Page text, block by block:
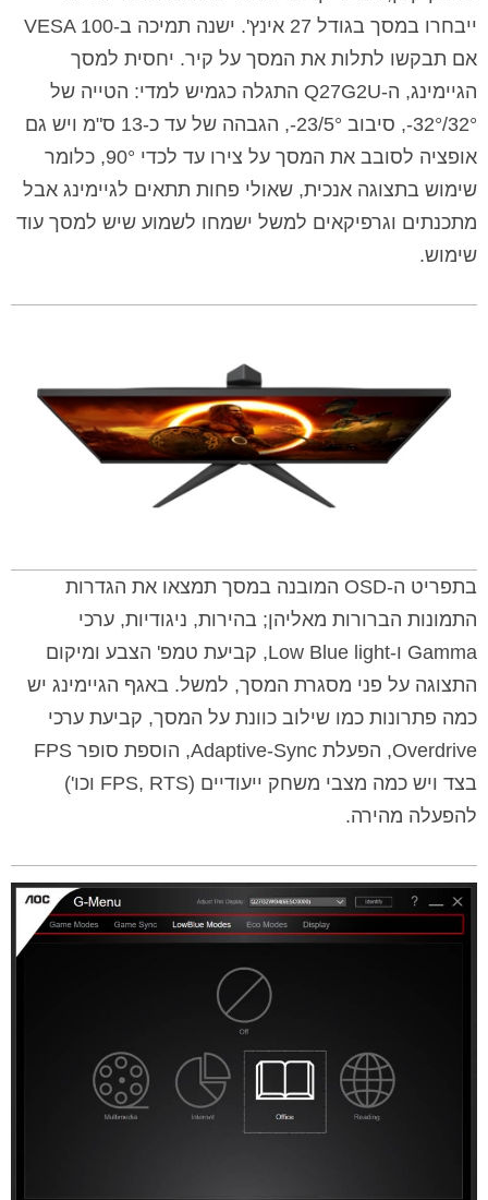
ייבחרו במסך בגודל 27 אינץ'. ישנה תמיכה ב-VESA 100
אם תבקשו לתלות את המסך על קיר. יחסית למסך
הגיימינג, ה-Q27G2U התגלה כגמיש למדי: הטייה של
32°/32°-, סיבוב 23/5°-, הגבהה של עד כ-13 ס"מ ויש גם
אופציה לסובב את המסך על צירו עד לכדי 90°, כלומר
שימוש בתצוגה אנכית, שאולי פחות תתאים לגיימינג אבל
מתכנתים וגרפיקאים למשל ישמחו לשמוע שיש למסך עוד
שימוש.
בתפריט ה-OSD המובנה במסך תמצאו את הגדרות
התמונות הברורות מאליהן; בהירות, ניגודיות, ערכי
Gamma ו-Low Blue light, קביעת טמפ' הצבע ומיקום
התצוגה על פני מסגרת המסך, למשל. באגף הגיימינג יש
כמה פתרונות כמו שילוב כוונת על המסך, קביעת ערכי
Overdrive, הפעלת Adaptive-Sync, הוספת סופר FPS
בצד ויש כמה מצבי משחק ייעודיים (FPS, RTS וכו')
להפעלה מהירה.